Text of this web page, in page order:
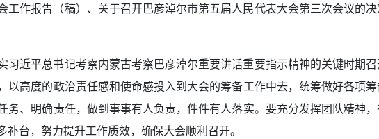
工作报告（稿）、关于召开巴彦淖尔市第五届人民代表大会第三次会议的
习近平总书记考察内蒙古考察巴彦淖尔重要讲话重要指示精神的关键时期
高度的政治责任感和使命感投入到大会的筹备工作中去，统筹做好各项
、明确责任，做到事事有人负责，件件有人落实。要充分发挥团队精神，
台，努力提升工作质效，确保大会顺利召开。